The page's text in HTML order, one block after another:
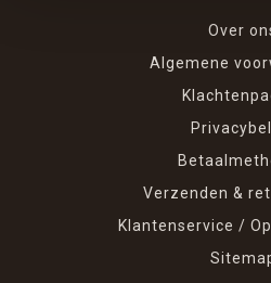
Over
Algemene
Verzenden &
Klantenservice /